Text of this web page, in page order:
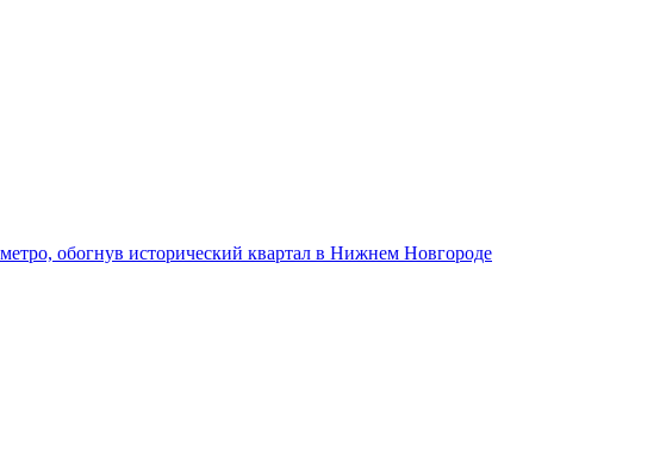
обогнув исторический квартал в Нижнем Новгороде